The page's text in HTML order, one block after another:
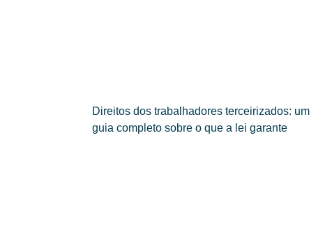
Direitos dos trabalhadores terceirizados: um
guia completo sobre o que a lei garante